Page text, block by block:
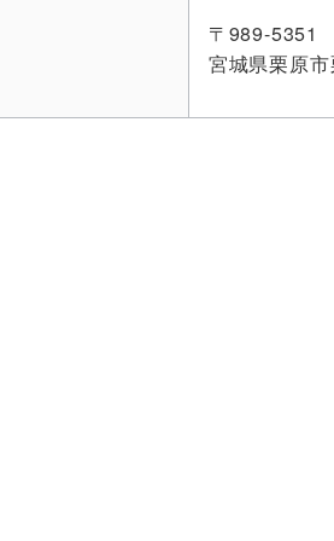
〒989-5351
宮城県栗原